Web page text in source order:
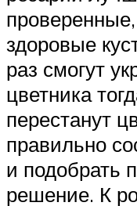
здоровые
раз смогут
цветника
перестанут
правильно
и подобрать
решение. К